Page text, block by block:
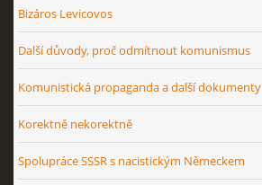
Bizáros Levicovos
Další důvody, proč odmítnout komunismus
Komunistická propaganda a další dokumenty
Korektně nekorektně
Spolupráce SSSR s nacistickým Německem